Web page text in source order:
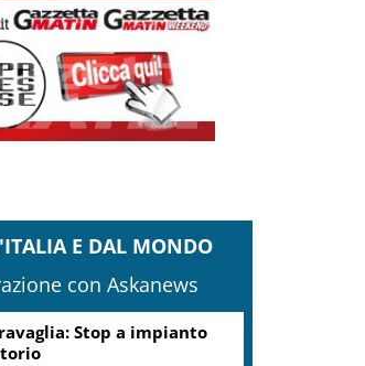
E DAL MONDO
con Askanews
Stop a impianto